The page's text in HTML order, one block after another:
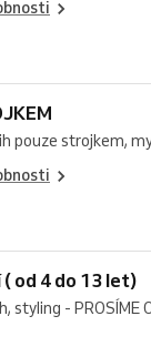
pouze strojkem,
od 4 do 13 let)
styling - PROSÍME